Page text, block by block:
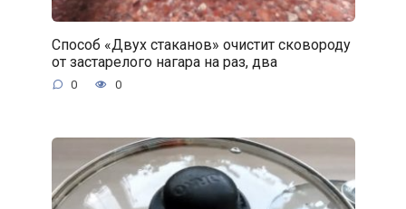
Способ «Двух стаканов» очистит сковороду
от застарелого нагара на раз, два
0 0